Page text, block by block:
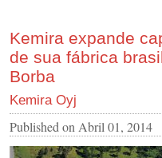
Kemira expande
de sua fábrica
Borba
Kemira Oyj
Published on Abril 01, 2014